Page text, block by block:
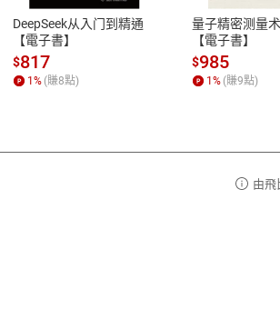
性
參
13:00-17:00 (國定假日及例假日休
客服電話：0080-1857077
DeepSeek从入门到精通
【電子書】
$817
1% (賺8點)
量子精密测量
【電子書】
$985
1% (賺9點)
由